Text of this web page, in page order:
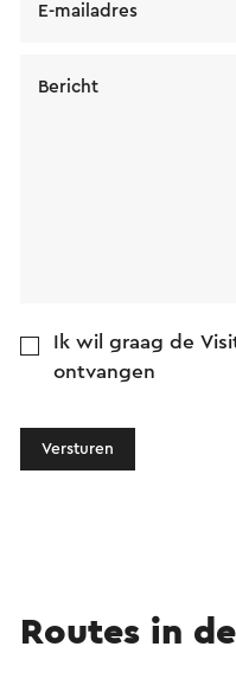
E-mailadres
Bericht
Ik wil graag de
ontvangen
Versturen
Routes in